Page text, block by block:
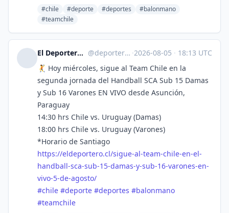
#chile #deporte #deportes
#balonmano
#teamchile
El Deportero :verified: :fiu: @deporterochile@lile.cl ·2026-08-05 · 18:13 UTC
🤾 Hoy miércoles, sigue al Team Chile en la
segunda jornada del Handball SCA Sub 15 Damas
y Sub 16 Varones EN VIVO desde Asunción,
Paraguay
14:30 hrs Chile vs. Uruguay (Damas)
18:00 hrs Chile vs. Uruguay (Varones)
*Horario de Santiago
https://eldeportero.cl/sigue-al-team-chile-en-el-
handball-sca-sub-15-damas-y-sub-16-varones-en-
vivo-5-de-agosto/
#chile #deporte #deportes #balonmano
#teamchile